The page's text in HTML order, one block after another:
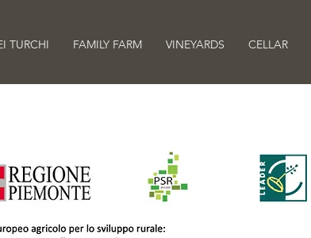
TURCHI FAMILY FARM VINEYARDS CELLAR